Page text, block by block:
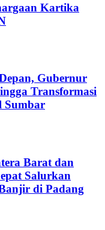
Kartika
Gubernur
Transformasi
Sumbar
Barat dan
Salurkan
di Padang